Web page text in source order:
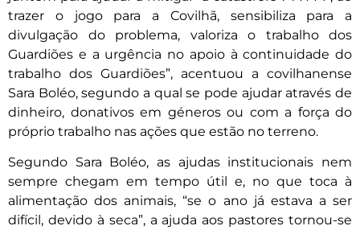
trazer o jogo para a Covilhã, sensibiliza para a
divulgação do problema, valoriza o trabalho dos
Guardiões e a urgência no apoio à continuidade do
trabalho dos Guardiões”, acentuou a covilhanense
Sara Boléo, segundo a qual se pode ajudar através de
dinheiro, donativos em géneros ou com a força do
próprio trabalho nas ações que estão no terreno.
Segundo Sara Boléo, as ajudas institucionais nem
sempre chegam em tempo útil e, no que toca à
alimentação dos animais, “se o ano já estava a ser
difícil, devido à seca”, a ajuda aos pastores tornou-se